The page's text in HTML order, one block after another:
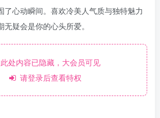
了心动瞬间。喜欢冷美人气质与独特魅力
疑会是你的心头所爱。
此处内容已隐藏，大会员可见
请登录后查看特权